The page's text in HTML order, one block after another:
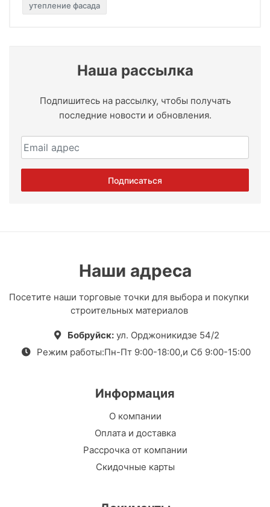
утепление фасада
Наша рассылка
Подпишитесь на рассылку, чтобы получать
последние новости и обновления.
Email адрес
Подписаться
Наши адреса
Посетите наши торговые точки для выбора и покупки
строительных материалов
Бобруйск: ул. Орджоникидзе 54/2
Режим работы:Пн-Пт 9:00-18:00,и Сб 9:00-15:00
Информация
О компании
Оплата и доставка
Рассрочка от компании
Скидочные карты